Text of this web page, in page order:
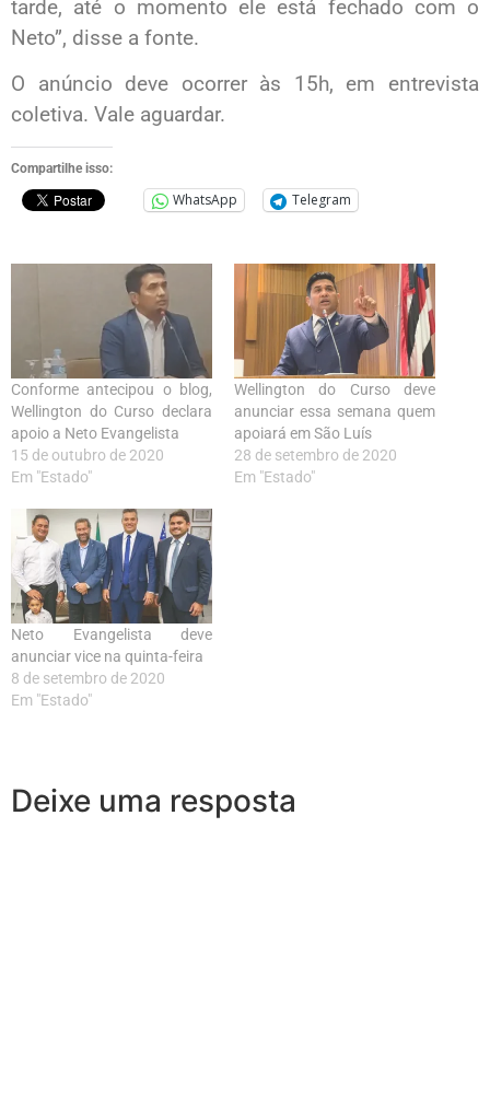
tarde, até o momento ele está fechado com o
Neto”, disse a fonte.
O anúncio deve ocorrer às 15h, em entrevista
coletiva. Vale aguardar.
Compartilhe isso:
WhatsApp Telegram
Conforme antecipou o blog,
Wellington do Curso declara
apoio a Neto Evangelista
15 de outubro de 2020
Em "Estado"
Wellington do Curso deve
anunciar essa semana quem
apoiará em São Luís
28 de setembro de 2020
Em "Estado"
Neto Evangelista deve
anunciar vice na quinta-feira
8 de setembro de 2020
Em "Estado"
Deixe uma resposta